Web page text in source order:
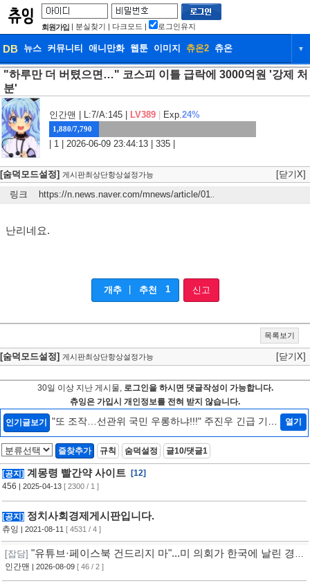
회원가입 | 분실찾기 | 다크모드 | 로그인유지
DB 뉴스 커뮤니티 애니만화 웹툰 이미지 츄온2 츄온 ▼
DB 뉴스 커뮤니티 애니만화
웹툰
"하루만 더 버텼으면…" 코스피 이틀 급락에 3000억원 '강제 처
분'
인간맨 | L:7/A:145 | LV389 Exp.24%
1,880/7,790
| 1 | 2026-06-09 23:44:13 | 335 |
[숨덕모드설정] 게시판최상단항상설정가능
[닫기X]
링크
https://n.news.naver.com/mnews/article/01
난리네요.
개추 추천 1 신고
목록보기
[숨덕모드설정] 게시판최상단항상설정가능 [닫기X]
30일 이상 지난 게시물, 로그인을 하시면 댓글작성이 가능합니다.
츄잉은 가입시 개인정보를 전혀 받지 않습니다.
인기글보기
"또 조작…선관위 국민 우롱하냐!!!" 주진우 긴급 기자
회견 [현장영상] / 채널A [3]
열기
즐찾추가 규칙 숨덕설정 글10/댓글1
[공지] 계몽령 빨간약 사이트
[12]
456 | 2025-04-13 [ 2300 / 1 ]
[공지] 정치사회경제게시판입니다.
츄잉 | 2021-08-11 [ 4531 / 4 ]
[잡담] "유튜브·페이스북 건드리지 마"...미 의회가 한국에 날린 경
고 [자막뉴스]
인간맨 | 2026-08-09 [ 46 / 2 ]